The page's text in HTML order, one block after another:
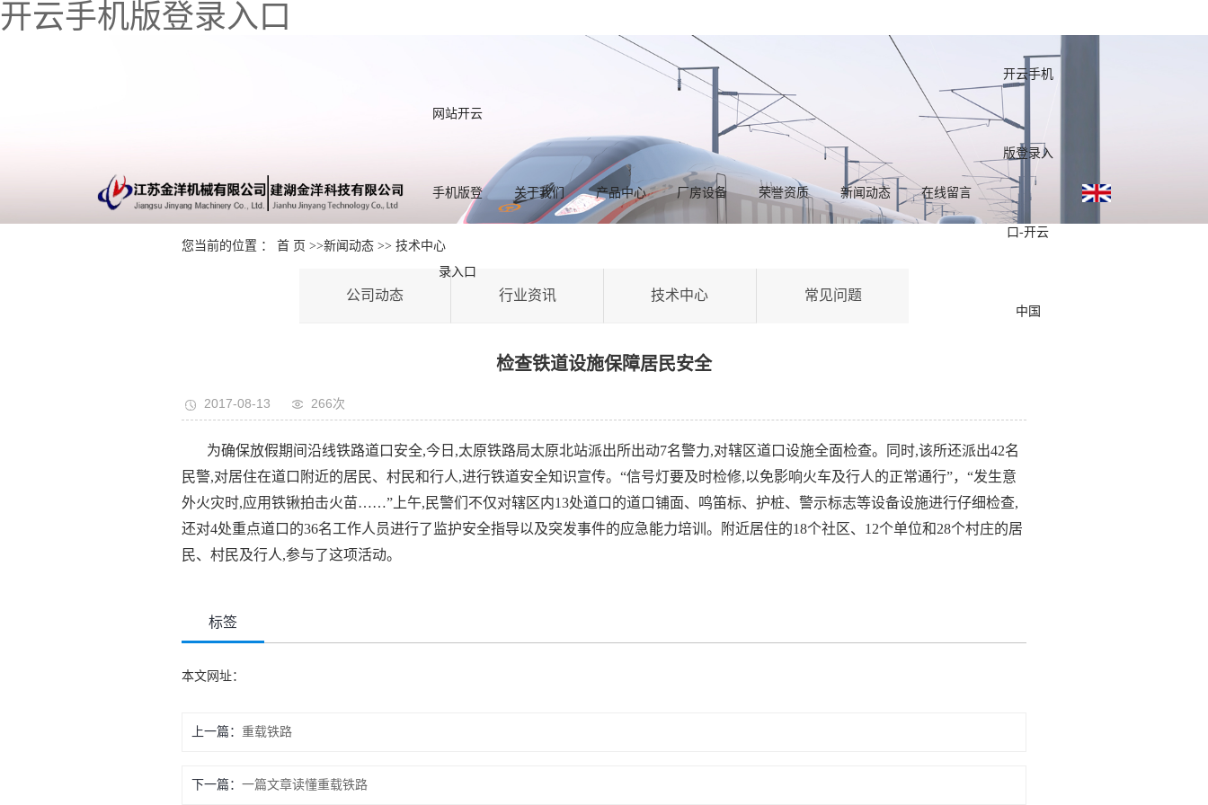
开云手机版登录入口
网站开云
手机版登
录入口
关于我们 产品中心 厂房设备 荣誉资质 新闻动态 在线留言
开云手机
版登录入
口-开云
中国
您当前的位置 ： 首 页 >>新闻动态>> 技术中心
公司动态 行业资讯 技术中心 常见问题
检查铁道设施保障居民安全
2017-08-13 266次
为确保放假期间沿线铁路道口安全,今日,太原铁路局太原北站派出所出动7名警力,对辖区道口设施全面检查。同时,该所还派出42名
民警,对居住在道口附近的居民、村民和行人,进行铁道安全知识宣传。“信号灯要及时检修,以免影响火车及行人的正常通行”，“发生意
外火灾时,应用铁锹拍击火苗……”上午,民警们不仅对辖区内13处道口的道口铺面、鸣笛标、护桩、警示标志等设备设施进行仔细检查,
还对4处重点道口的36名工作人员进行了监护安全指导以及突发事件的应急能力培训。附近居住的18个社区、12个单位和28个村庄的居
民、村民及行人,参与了这项活动。
标签
本文网址：
上一篇： 重载铁路
下一篇： 一篇文章读懂重载铁路